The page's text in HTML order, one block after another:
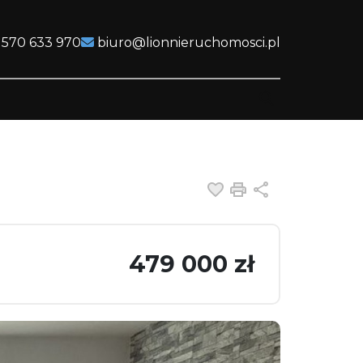
633 970 biuro@lionnieruchomosci.pl
Dodaj do
Drukuj
479 000 zł